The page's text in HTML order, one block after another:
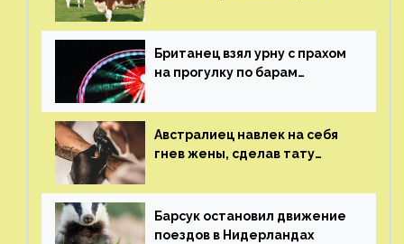
Британец взял урну с прахом
на прогулку по барам
Австралиец навлек на себя
гнев жены, сделав тату
Барсук остановил движение
поездов в Нидерландах